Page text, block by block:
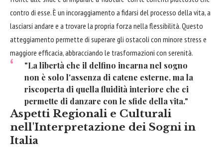
contro di esse. È un incoraggiamento a fidarsi del processo della vita, a
lasciarsi andare e a trovare la propria forza nella flessibilità. Questo
atteggiamento permette di superare gli ostacoli con minore stress e
maggiore efficacia, abbracciando le trasformazioni con serenità.
"La libertà che il delfino incarna nel sogno
non è solo l'assenza di catene esterne, ma la
riscoperta di quella fluidità interiore che ci
permette di danzare con le sfide della vita."
Aspetti Regionali e Culturali
nell'Interpretazione dei Sogni in
Italia